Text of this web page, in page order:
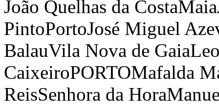
João Quelhas da CostaMaia
PintoPortoJosé Miguel
BalauVila Nova de Gaia
CaixeiroPORTOMafalda
ReisSenhora da Hora